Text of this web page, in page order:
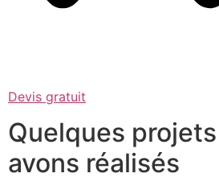
Devis gratuit
Quelques
avons réalisés